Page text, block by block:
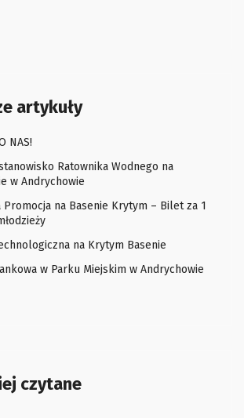
artykuły
NAS!
Ratownika Wodnego na
w Andrychowie
Promocja na Basenie Krytym – Bilet za 1
na Krytym Basenie
w Parku Miejskim w Andrychowie
czytane